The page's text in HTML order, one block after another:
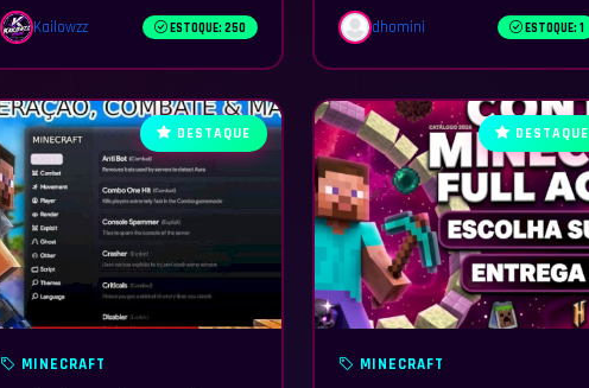
Kailowzz ESTOQUE: 250 dhomini ESTOQUE: 1
DESTAQUE
MINECRAFT
DESTAQUE
MINECRAFT